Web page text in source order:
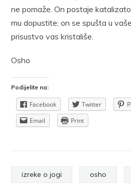
ne pomaže. On postaje
mu dopustite; on se spušta u
prisustvo vas kristališe.
Osho
Podijelite na:
Facebook Twitter
Email
Print
izreke o jogi osho